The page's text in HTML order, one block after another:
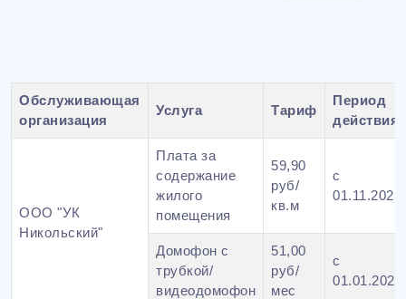
Обслуживающая
организация
Услуга Тариф
Период
действия
ООО "УК
Никольский"
Плата за
содержание
жилого
помещения
59,90
руб/
кв.м
с
Домофон с
трубкой/
видеодомофон
51,00
руб/
мес
с